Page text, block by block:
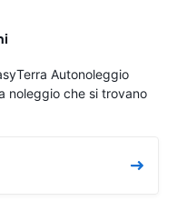
Autonoleggio
noleggio che si trovano